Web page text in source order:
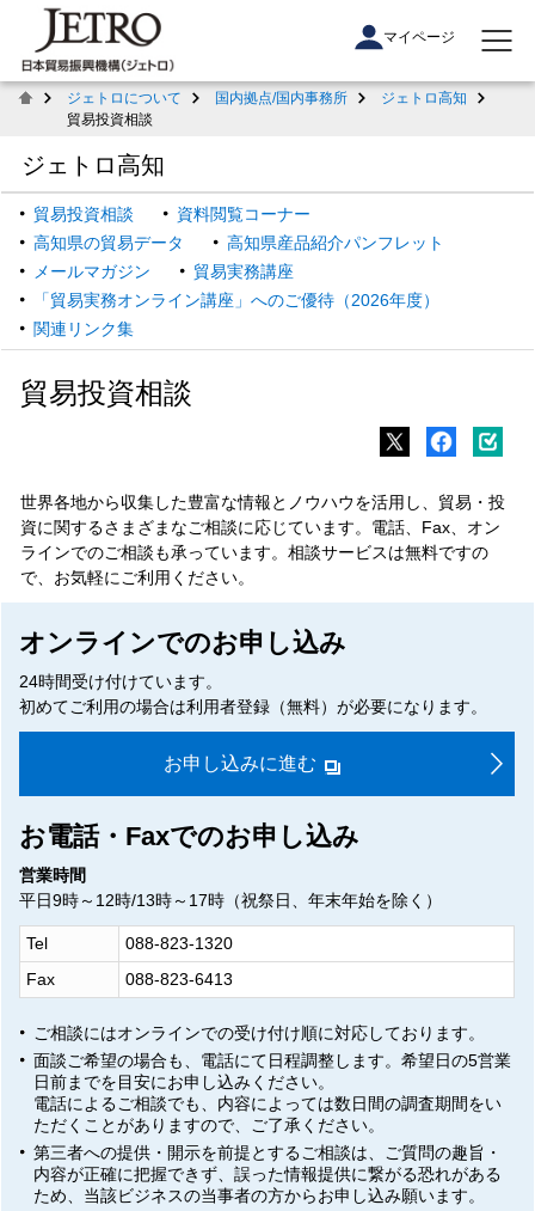
マイページ
ジェトロについて 国内拠点/国内事務所
ジェトロ高知
貿易投資相談
ジェトロ高知
貿易投資相談
資料閲覧コーナー
高知県の貿易データ
高知県産品紹介パンフレット
メールマガジン
貿易実務講座
「貿易実務オンライン講座」へのご優待（2026年度）
関連リンク集
貿易投資相談
世界各地から収集した豊富な情報とノウハウを活用し、貿易・投
資に関するさまざまなご相談に応じています。電話、Fax、オン
ラインでのご相談も承っています。相談サービスは無料ですの
で、お気軽にご利用ください。
オンラインでのお申し込み
24時間受け付けています。
初めてご利用の場合は利用者登録（無料）が必要になります。
お申し込みに進む
お電話・Faxでのお申し込み
営業時間
平日9時～12時/13時～17時（祝祭日、年末年始を除く）
Tel
088-823-1320
Fax
088-823-6413
ご相談にはオンラインでの受け付け順に対応しております。
面談ご希望の場合も、電話にて日程調整します。希望日の5営業
日前までを目安にお申し込みください。
電話によるご相談でも、内容によっては数日間の調査期間をい
ただくことがありますので、ご了承ください。
第三者への提供・開示を前提とするご相談は、ご質問の趣旨・
内容が正確に把握できず、誤った情報提供に繋がる恐れがある
ため、当該ビジネスの当事者の方からお申し込み願います。